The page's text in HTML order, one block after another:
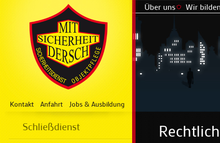
Kontakt Anfahrt Jobs & Ausbildung
Schließdienst
Über uns Wir